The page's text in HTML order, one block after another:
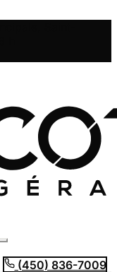
(450) 836-7009